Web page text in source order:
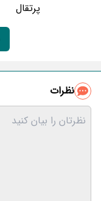
پرتقال
نظرات